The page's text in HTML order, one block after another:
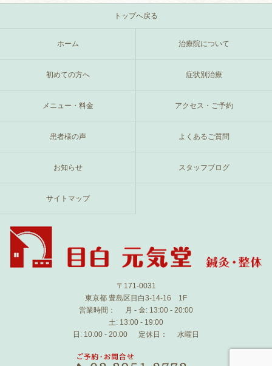
トップへ戻る
ホーム 治療院について
初めての方へ 症状別治療
メニュー・料金 アクセス・ご予約
患者様の声 よくあるご質問
お知らせ スタッフブログ
サイトマップ
〒171-0031
東京都 豊島区目白3-14-16 1F
営業時間：
月 - 金: 13:00 - 20:00
土: 13:00 - 19:00
日: 10:00 - 20:00
定休日： 水曜日